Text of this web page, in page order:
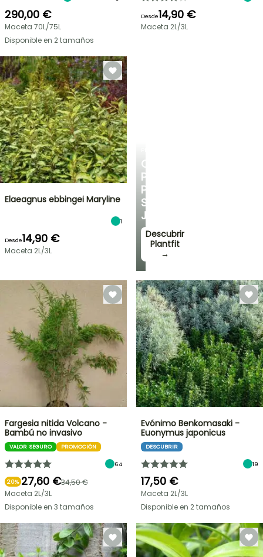
CONSEJOS
PERSONALIZADOS
PARA
SU
JARDÍN
Descubrir
Plantfit
→
290,00 €
Maceta 70L/75L
Disponible en 2 tamaños
Desde14,90 €
Maceta 2L/3L
Elaeagnus ebbingei Maryline
1
Desde14,90 €
Maceta 2L/3L
Fargesia nitida Volcano -
Bambú no invasivo
VALOR SEGURO PROMOCIÓN
64
20% 27,60 €34,50 €
Maceta 2L/3L
Disponible en 3 tamaños
Evónimo Benkomasaki -
Euonymus japonicus
DESCUBRIR
19
17,50 €
Maceta 2L/3L
Disponible en 2 tamaños